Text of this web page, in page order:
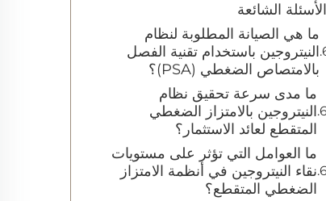
الأسئلة الشائعة
ما هي الصيانة المطلوبة لنظام
النيتروجين باستخدام تقنية الفصل
بالامتصاص الضغطي (PSA)؟
ما مدى سرعة تحقيق نظام
النيتروجين بالامتزاز الضغطي
المتقطع لعائد الاستثمار؟
ما العوامل التي تؤثر على مستويات
نقاء النيتروجين في أنظمة الامتزاز
الضغطي المتقطع؟